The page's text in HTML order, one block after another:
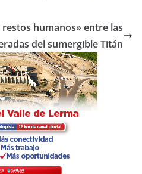
humanos» entre las
del sumergible Titán